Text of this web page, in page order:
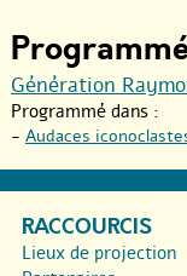
Génération
Programmé dans :
- Audaces
RACCOURCIS
Lieux de projection